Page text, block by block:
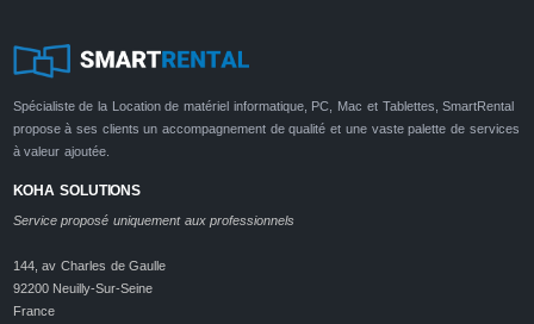
Spécialiste de la Location de matériel informatique, PC, Mac et Tablettes, SmartRental
propose à ses clients un accompagnement de qualité et une vaste palette de services
à valeur ajoutée.
KOHA SOLUTIONS
Service proposé uniquement aux professionnels
144, av Charles de Gaulle
92200 Neuilly-Sur-Seine
France